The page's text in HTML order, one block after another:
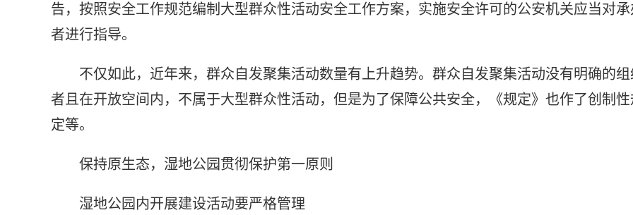
告，按照安全工作规范编制大型群众性活动安全工作方案，实施安全许可的公安机关应当对承
者进行指导。
不仅如此，近年来，群众自发聚集活动数量有上升趋势。群众自发聚集活动没有明确的组
者且在开放空间内，不属于大型群众性活动，但是为了保障公共安全，《规定》也作了创制性
定等。
保持原生态，湿地公园贯彻保护第一原则
湿地公园内开展建设活动要严格管理